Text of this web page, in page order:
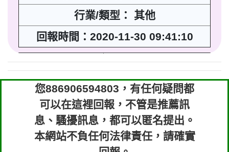
行業/類型： 其他
回報時間：2020-11-30 09:41:10
匿名：
❓ 待確認
回報內容：資訊等待確認中
行業/類型： 其他
回報時間：2020-11-30 00:06:24
您886906594803，有任何疑問都
可以在這裡回報，不管是推薦訊
息、騷擾訊息，都可以匿名提出。
本網站不負任何法律責任，請確實